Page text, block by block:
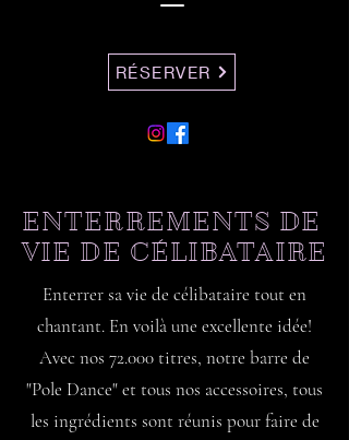
RÉSERVER
ENTERREMENTS DE
VIE DE CÉLIBATAIRE
Enterrer sa vie de célibataire tout en
chantant. En voilà une excellente idée!
Avec nos 72.000 titres, notre barre de
"Pole Dance" et tous nos accessoires, tous
les ingrédients sont réunis pour faire de